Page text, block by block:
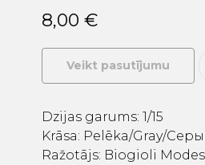
8,00 €
Veikt pasutījumu
Dzijas garums: 1/15
Krāsa: Pelēka/Gray/
Ražotājs: Biogioli